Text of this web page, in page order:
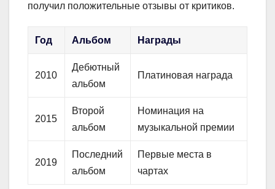
получил положительные отзывы от критиков.
Год Альбом Награды
2010
Дебютный
альбом
Платиновая награда
2015
Второй
альбом
Номинация на
музыкальной премии
2019
Последний
альбом
Первые места в
чартах